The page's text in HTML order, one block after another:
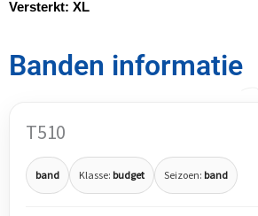
Versterkt: XL
Banden informatie
T510
band Klasse: budget Seizoen: band